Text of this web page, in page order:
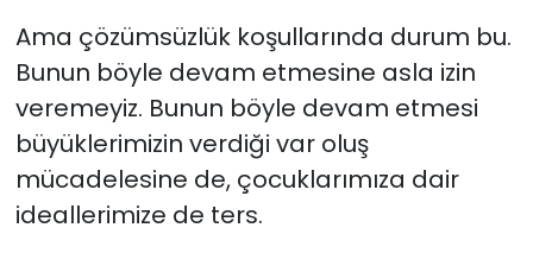
Ama çözümsüzlük koşullarında durum bu.
Bunun böyle devam etmesine asla izin
veremeyiz. Bunun böyle devam etmesi
büyüklerimizin verdiği var oluş
mücadelesine de, çocuklarımıza dair
ideallerimize de ters.